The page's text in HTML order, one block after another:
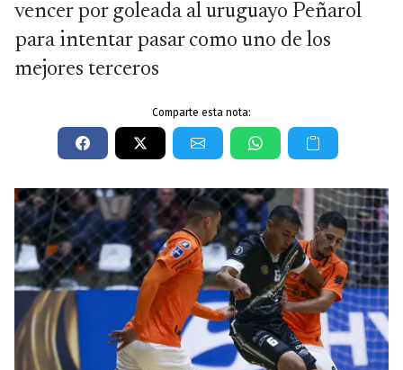
vencer por goleada al uruguayo Peñarol
para intentar pasar como uno de los
mejores terceros
Comparte esta nota: